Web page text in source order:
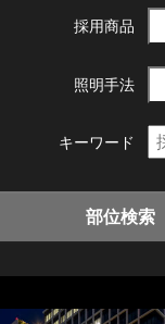
採用商品
照明手法
キーワード
部位検索